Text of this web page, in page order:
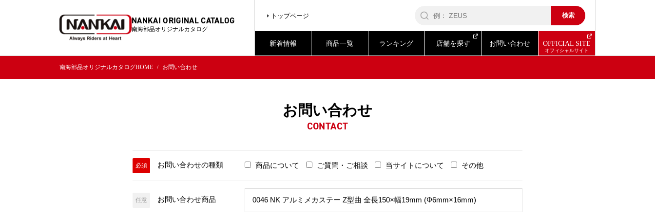
NANKAI ORIGINAL CATALOG
南海部品オリジナルカタログ
トップページ
新着情報 商品一覧 ランキング 店舗を探す お問い合わせ OFFICIAL SITE
南海部品オリジナルカタログHOME お問い合わせ
お問い合わせ
CONTACT
必須 お問い合わせの種類 商品について ご質問・ご相談 当サイトについて その他
任意 お問い合わせ商品